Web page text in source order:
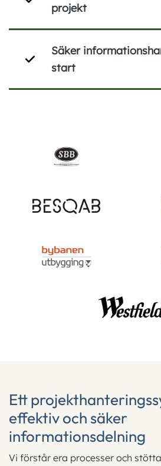
projekt
Säker
start
Ett
effektiv och säker
informationsdelning
Vi förstår era processer och